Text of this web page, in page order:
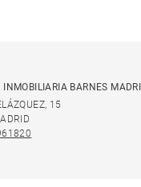
INMOBILIARIA BARNES
15